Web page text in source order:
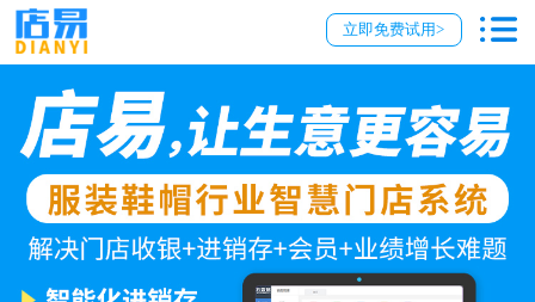
立即免费试用>